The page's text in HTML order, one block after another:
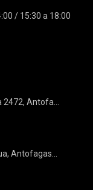
/ 15:30 a 18:00
Antofa...
Antofagas...